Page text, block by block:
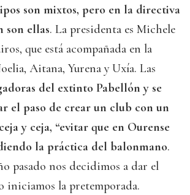
son mixtos, pero en la directiva
son ellas. La presidenta es Michele
que está acompañada en la
Aitana, Yurena y Uxía. Las
del extinto Pabellón y se
el paso de crear un club con un
y ceja, “evitar que en Ourense
la práctica del balonmano.
pasado nos decidimos a dar el
iniciamos la pretemporada.